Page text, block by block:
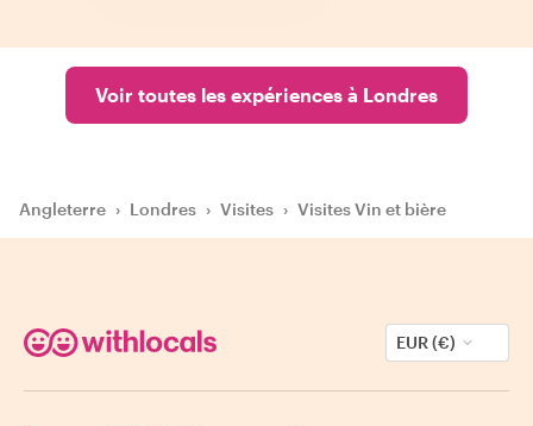
Voir toutes les expériences à Londres
Angleterre › Londres › Visites › Visites Vin et bière
EUR (€)